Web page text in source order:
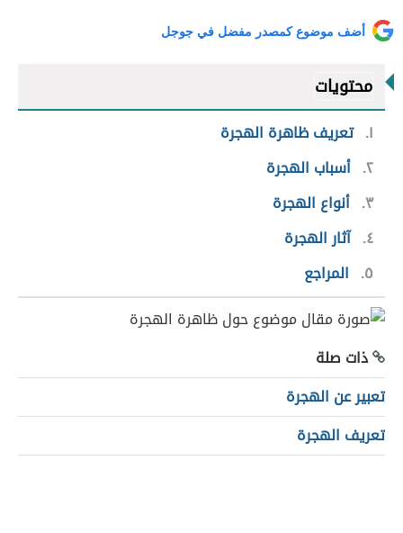
أضف موضوع كمصدر مفضل في جوجل
محتويات
١ تعريف ظاهرة الهجرة
٢ أسباب الهجرة
٣ أنواع الهجرة
٤ آثار الهجرة
٥
المراجع
ذات صلة
تعبير عن الهجرة
تعريف الهجرة